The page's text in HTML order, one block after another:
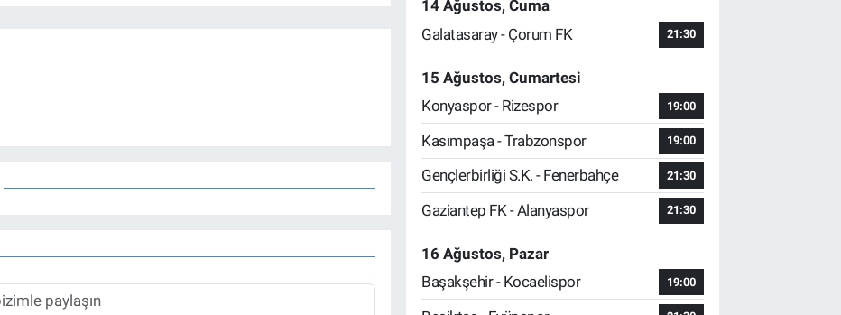
14 Ağustos, Cuma
Galatasaray - Çorum FK
21:30
15 Ağustos, Cumartesi
Konyaspor - Rizespor
19:00
Kasımpaşa - Trabzonspor 19:00
Gençlerbirliği S.K. - Fenerbahçe 21:30
Gaziantep FK - Alanyaspor 21:30
16 Ağustos, Pazar
Başakşehir - Kocaelispor
19:00